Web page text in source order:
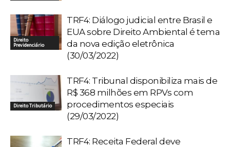
Direito
Previdenciário
TRF4: Diálogo judicial entre Brasil e
EUA sobre Direito Ambiental é tema
da nova edição eletrônica
(30/03/2022)
Direito Tributário
TRF4: Tribunal disponibiliza mais de
R$ 368 milhões em RPVs com
procedimentos especiais
(29/03/2022)
TRF4: Receita Federal deve